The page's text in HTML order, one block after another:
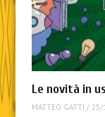
Le novità in
MATTEO GATTI / 25/